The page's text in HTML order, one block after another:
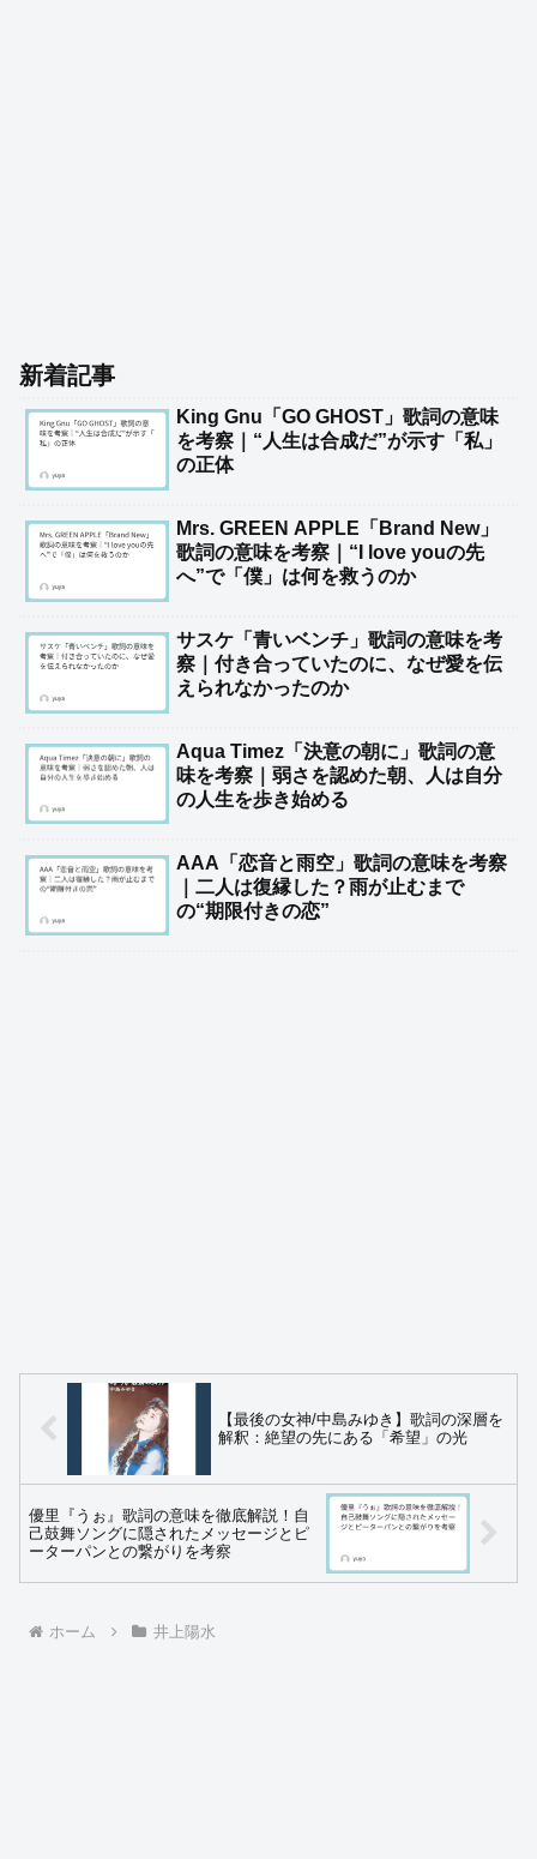
新着記事
King Gnu「GO GHOST」歌詞の意味
を考察｜“人生は合成だ”が示す「私」
の正体
Mrs. GREEN APPLE「Brand New」
歌詞の意味を考察｜“I love youの先
へ”で「僕」は何を救うのか
サスケ「青いベンチ」歌詞の意味を考
察｜付き合っていたのに、なぜ愛を伝
えられなかったのか
Aqua Timez「決意の朝に」歌詞の意
味を考察｜弱さを認めた朝、人は自分
の人生を歩き始める
AAA「恋音と雨空」歌詞の意味を考察
｜二人は復縁した？雨が止むまで
の“期限付きの恋”
【最後の女神/中島みゆき】歌詞の深層を
解釈：絶望の先にある「希望」の光
優里『うぉ』歌詞の意味を徹底解説！自
己鼓舞ソングに隠されたメッセージとピ
ーターパンとの繋がりを考察
ホーム 井上陽水